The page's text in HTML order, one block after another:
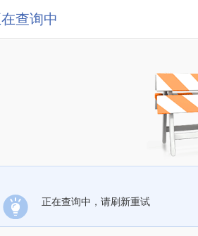
查询中
正在查询中，请刷新重试